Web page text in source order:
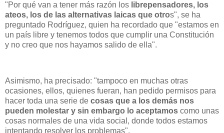
"Por qué van a tener más razón los librepensadores, los
ateos, los de las alternativas laicas que otros", se ha
preguntado Rodríguez, quien ha recordado que "estamos en
un país libre y tenemos todos que cumplir una Constitución
y no creo que nos hayamos salido de ella".
Asimismo, ha precisado: "tampoco en muchas otras
ocasiones, ellos, quienes fueran, han pedido permisos para
hacer toda una serie de cosas que a los demás nos
pueden molestar y sin embargo lo aceptamos como unas
cosas normales de una vida social, donde todos estamos
intentando resolver los problemas".